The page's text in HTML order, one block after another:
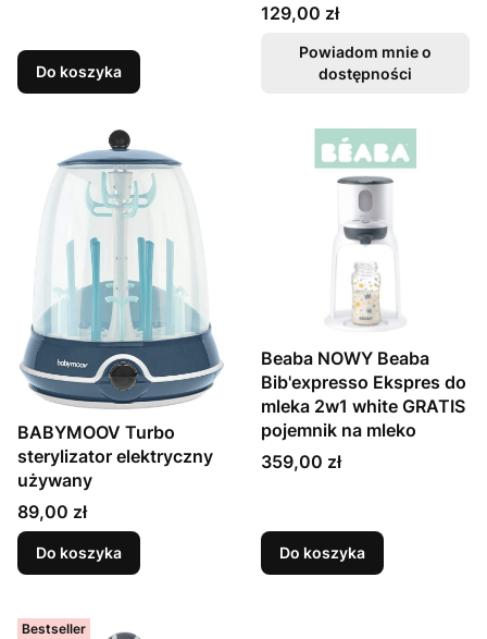
Do koszyka
Cena
129,00 zł
Powiadom mnie o
dostępności
BABYMOOV Turbo
sterylizator elektryczny
używany
Cena
89,00 zł
Do koszyka
Beaba NOWY Beaba
Bib'expresso Ekspres do
mleka 2w1 white GRATIS
pojemnik na mleko
Cena
359,00 zł
Do koszyka
Bestseller